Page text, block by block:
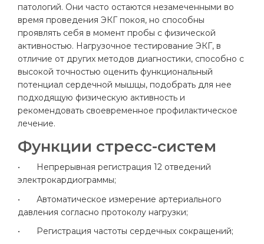
патологий. Они часто остаются незамеченными во
время проведения ЭКГ покоя, но способны
проявлять себя в момент пробы с физической
активностью. Нагрузочное тестирование ЭКГ, в
отличие от других методов диагностики, способно с
высокой точностью оценить функциональный
потенциал сердечной мышцы, подобрать для нее
подходящую физическую активность и
рекомендовать своевременное профилактическое
лечение.
Функции стресс-систем
•
Непрерывная регистрация 12 отведений
электрокардиограммы;
•
Автоматическое измерение артериального
давления согласно протоколу нагрузки;
•
Регистрация частоты сердечных сокращений;